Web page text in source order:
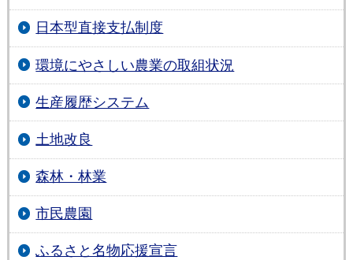
日本型直接支払制度
環境にやさしい農業の取組状況
生産履歴システム
土地改良
森林・林業
市民農園
ふるさと名物応援宣言